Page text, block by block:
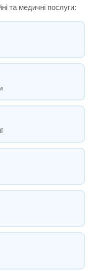
та медичні послуги: